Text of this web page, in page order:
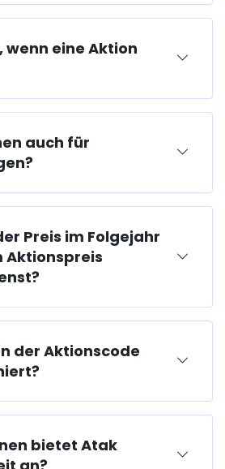
wenn eine Aktion
auch für
Preis im Folgejahr
Aktionspreis
der Aktionscode
bietet Atak